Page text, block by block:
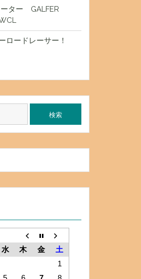
ター GALFER
ロードレーサー！
水 木 金
土
1